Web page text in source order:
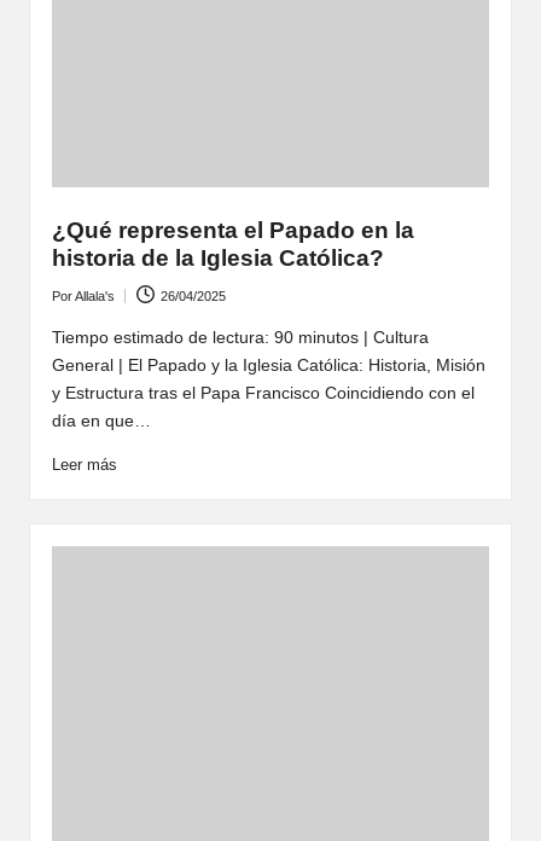
¿Qué representa el Papado en la
historia de la Iglesia Católica?
por
PorAllala's 26/04/2025
Tiempo estimado de lectura: 90 minutos | Cultura
General | El Papado y la Iglesia Católica: Historia, Misión
y Estructura tras el Papa Francisco Coincidiendo con el
día en que…
Leer más